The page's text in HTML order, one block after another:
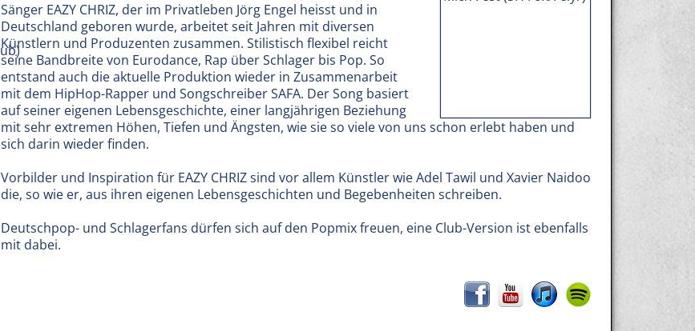
Sänger EAZY CHRIZ, der im Privatleben Jörg Engel heisst und in
Deutschland geboren wurde, arbeitet seit Jahren mit diversen
Künstlern und Produzenten zusammen. Stilistisch flexibel reicht
seine Bandbreite von Eurodance, Rap über Schlager bis Pop. So
entstand auch die aktuelle Produktion wieder in Zusammenarbeit
mit dem HipHop-Rapper und Songschreiber SAFA. Der Song basiert
auf seiner eigenen Lebensgeschichte, einer langjährigen Beziehung
mit sehr extremen Höhen, Tiefen und Ängsten, wie sie so viele von uns schon erlebt haben und
sich darin wieder finden.
Vorbilder und Inspiration für EAZY CHRIZ sind vor allem Künstler wie Adel Tawil und Xavier Naidoo
die, so wie er, aus ihren eigenen Lebensgeschichten und Begebenheiten schreiben.
Deutschpop- und Schlagerfans dürfen sich auf den Popmix freuen, eine Club-Version ist ebenfalls
mit dabei.